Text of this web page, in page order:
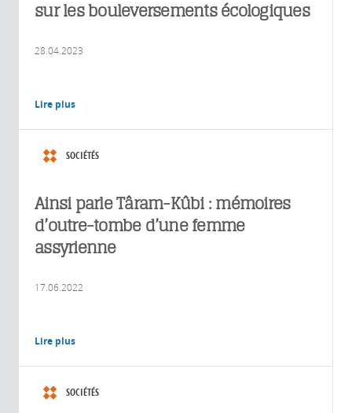
sur les bouleversements écologiques
28.04.2023
Lire plus
SOCIÉTÉS
Ainsi parle Târam-Kûbi : mémoires
d’outre-tombe d’une femme
assyrienne
17.06.2022
Lire plus
SOCIÉTÉS